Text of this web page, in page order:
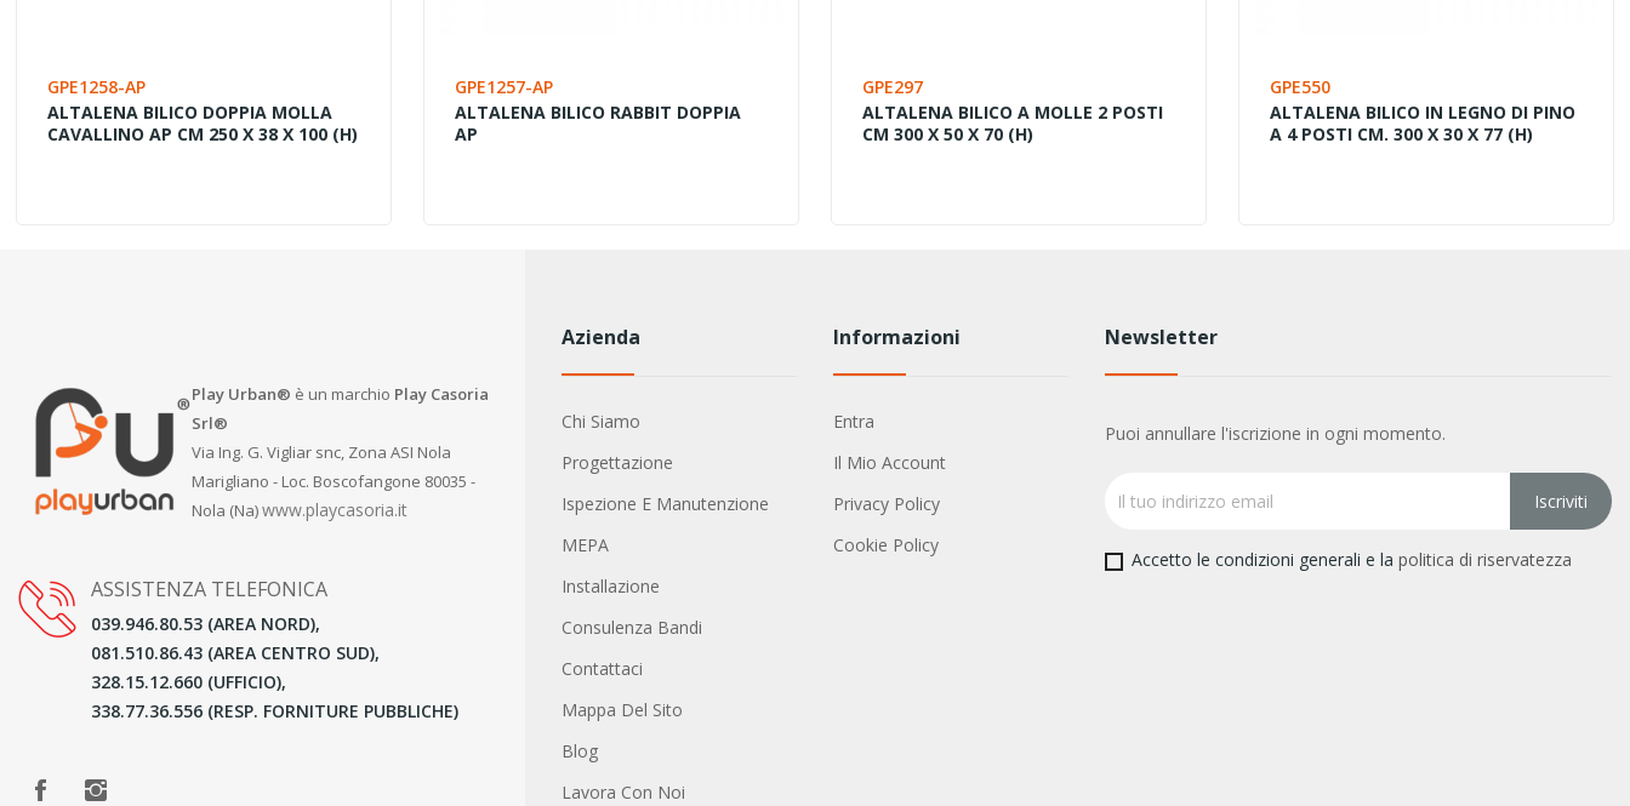
GPE1258-AP
ALTALENA BILICO DOPPIA MOLLA
CAVALLINO AP CM 250 X 38 X 100 (H)
GPE1257-AP
ALTALENA BILICO RABBIT DOPPIA
AP
GPE297
ALTALENA BILICO A MOLLE 2 POSTI
CM 300 X 50 X 70 (H)
GPE550
ALTALENA BILICO IN LEGNO DI PINO
A 4 POSTI CM. 300 X 30 X 77 (H)
Play Urban® è un marchio Play Casoria
Srl®
Via Ing. G. Vigliar snc, Zona ASI Nola
Marigliano - Loc. Boscofangone 80035 -
Nola (Na)www.playcasoria.it
ASSISTENZA TELEFONICA
039.946.80.53 (AREA NORD),
081.510.86.43 (AREA CENTRO SUD),
328.15.12.660 (UFFICIO),
338.77.36.556 (RESP. FORNITURE PUBBLICHE)
Azienda
Chi Siamo
Progettazione
Ispezione E Manutenzione
MEPA
Installazione
Consulenza Bandi
Contattaci
Mappa Del Sito
Blog
Lavora Con Noi
Informazioni
Entra
Il Mio Account
Privacy Policy
Cookie Policy
Newsletter
Puoi annullare l'iscrizione in ogni momento.
Accetto le condizioni generali e la politica di riservatezza